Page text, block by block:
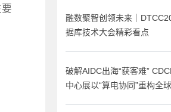
融数聚智创领未来｜
据库技术大会精彩看点
破解AIDC出海“获客难”
中心展以“算电协同”重构全